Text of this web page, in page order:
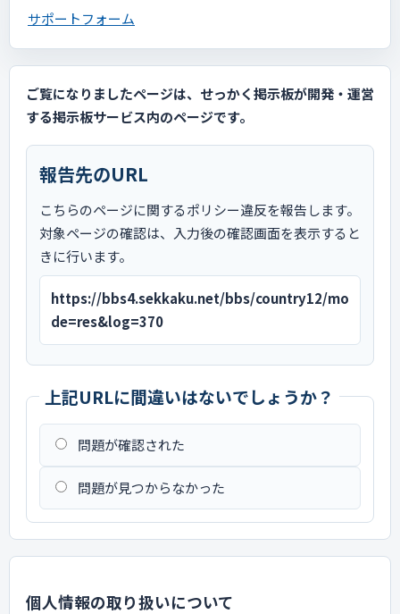
サポートフォーム
ご覧になりましたページは、せっかく掲示板が開発・運営
する掲示板サービス内のページです。
報告先のURL
こちらのページに関するポリシー違反を報告します。
対象ページの確認は、入力後の確認画面を表示すると
きに行います。
https://bbs4.sekkaku.net/bbs/country12/mo
de=res&log=370
上記URLに間違いはないでしょうか？
問題が確認された
問題が見つからなかった
個人情報の取り扱いについて